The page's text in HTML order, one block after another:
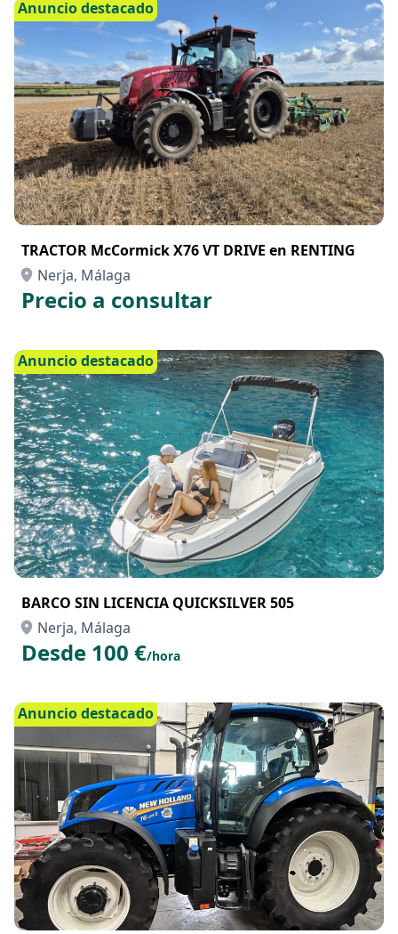
Anuncio destacado
TRACTOR McCormick X76 VT DRIVE en RENTING
Nerja, Málaga
Precio a consultar
Anuncio destacado
BARCO SIN LICENCIA QUICKSILVER 505
Nerja, Málaga
Desde 100 €/hora
Anuncio destacado